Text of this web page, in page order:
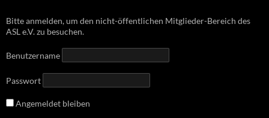
Bitte anmelden, um den nicht-öffentlichen Mitglieder-Bereich des
ASL e.V. zu besuchen.
Benutzername
Passwort
Angemeldet bleiben